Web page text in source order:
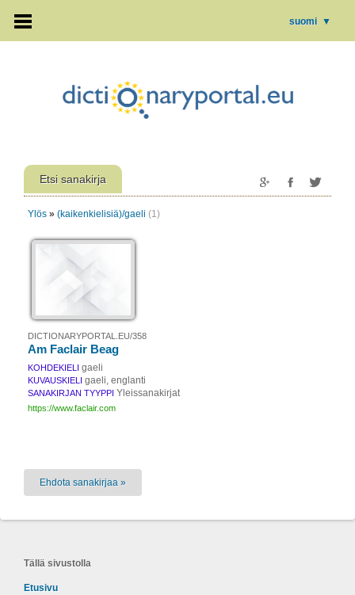
suomi ▼
Etsi sanakirja
Ylös » (kaikenkielisiä)/gaeli (1)
DICTIONARYPORTAL.EU/358
Am Faclair Beag
KOHDEKIELI gaeli
KUVAUSKIELI gaeli, englanti
SANAKIRJAN TYYPPI Yleissanakirjat
https://www.faclair.com
Ehdota sanakirjaa »
Tällä sivustolla
Etusivu